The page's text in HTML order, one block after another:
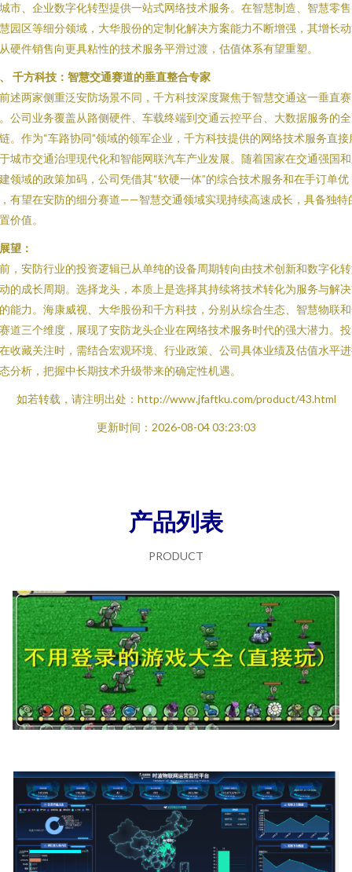
市、企业数字化转型提供一站式网络技术服务。在智慧制造、智慧零
园区等细分领域，大华股份的定制化解决方案能力不断增强，其增长
硬件销售向更具粘性的技术服务平滑过渡，估值体系有望重塑。
千方科技：智慧交通赛道的垂直整合专家
述两家侧重泛安防场景不同，千方科技深度聚焦于智慧交通这一垂直赛
公司业务覆盖从路侧硬件、车载终端到交通云控平台、大数据服务的
。作为“车路协同”领域的领军企业，千方科技提供的网络技术服务直接
城市交通治理现代化和智能网联汽车产业发展。随着国家在交通强国
领域的政策加码，公司凭借其“软硬一体”的综合技术服务和在手订单优
有望在安防的细分赛道——智慧交通领域实现持续高速成长，具备独特
价值。
望：
，安防行业的投资逻辑已从单纯的设备周期转向由技术创新和数字化
的成长周期。选择龙头，本质上是选择其持续将技术转化为服务与解
能力。海康威视、大华股份和千方科技，分别从综合生态、智慧物联
道三个维度，展现了安防龙头企业在网络技术服务时代的强大潜力。
收藏关注时，需结合宏观环境、行业政策、公司具体业绩及估值水平
分析，把握中长期技术升级带来的确定性机遇。
如若转载，请注明出处：http://www.jfaftku.com/product/43.html
更新时间：2026-08-04 03:23:03
产品列表
PRODUCT